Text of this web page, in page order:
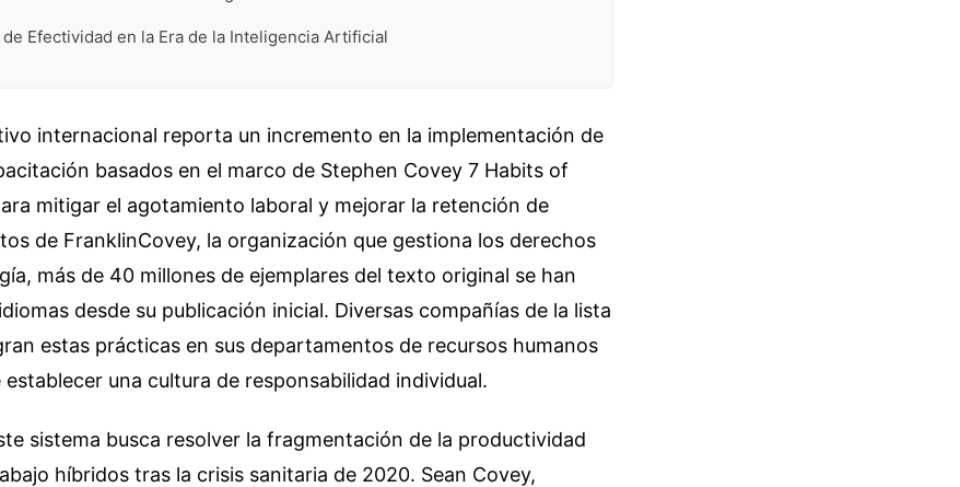
Efectividad en la Era de la Inteligencia Artificial
internacional reporta un incremento en la implementación de
basados en el marco de Stephen Covey 7 Habits of
mitigar el agotamiento laboral y mejorar la retención de
de FranklinCovey, la organización que gestiona los derechos
más de 40 millones de ejemplares del texto original se han
desde su publicación inicial. Diversas compañías de la lista
estas prácticas en sus departamentos de recursos humanos
una cultura de responsabilidad individual.
sistema busca resolver la fragmentación de la productividad
híbridos tras la crisis sanitaria de 2020. Sean Covey,